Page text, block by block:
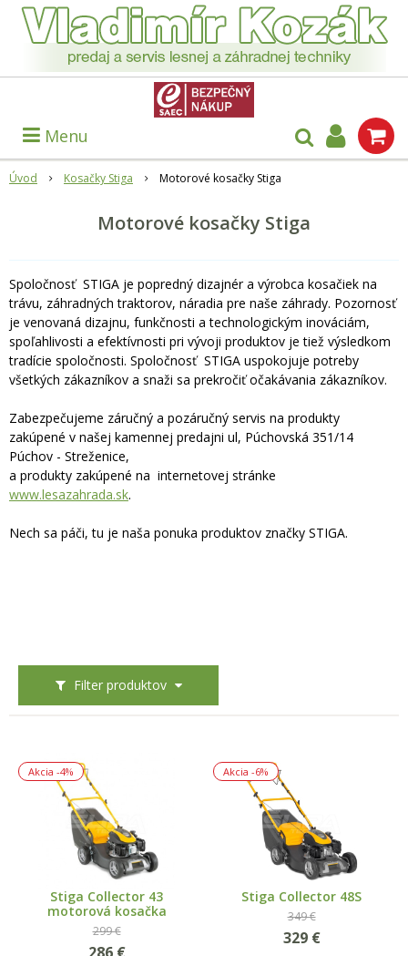
Menu
Úvod Kosačky Stiga Motorové kosačky Stiga
Motorové kosačky Stiga
Spoločnosť STIGA je popredný dizajnér a výrobca kosačiek na
trávu, záhradných traktorov, náradia pre naše záhrady. Pozornosť
je venovaná dizajnu, funkčnosti a technologickým inováciám,
spoľahlivosti a efektívnosti pri vývoji produktov je tiež výsledkom
tradície spoločnosti. Spoločnosť STIGA uspokojuje potreby
všetkých zákazníkov a snaži sa prekročiť očakávania zákazníkov.
Zabezpečujeme záručný a pozáručný servis na produkty
zakúpené v našej kamennej predajni ul, Púchovská 351/14
Púchov - Streženice,
a produkty zakúpené na internetovej stránke
www.lesazahrada.sk.
Nech sa páči, tu je naša ponuka produktov značky STIGA.
Filter produktov
Akcia -4%
Stiga Collector 43
motorová kosačka
299 €
Akcia -6%
Stiga Collector 48S
349 €
329 €